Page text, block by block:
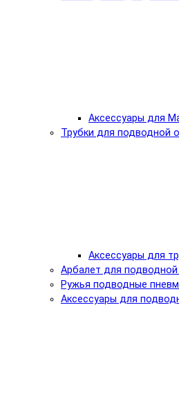
Аксессуары для
Трубки для подводной
Аксессуары для
Арбалет для
Ружья подводные
Аксессуары для